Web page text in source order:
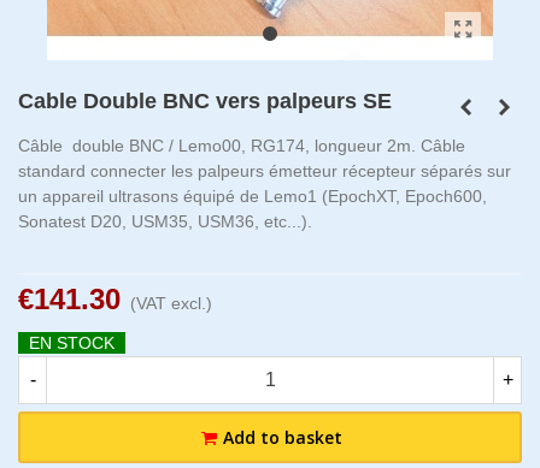
Cable Double BNC vers palpeurs SE
Câble double BNC / Lemo00, RG174, longueur 2m. Câble
standard connecter les palpeurs émetteur récepteur séparés sur
un appareil ultrasons équipé de Lemo1 (EpochXT, Epoch600,
Sonatest D20, USM35, USM36, etc...).
€141.30 (VAT excl.)
EN STOCK
- +
Add to basket